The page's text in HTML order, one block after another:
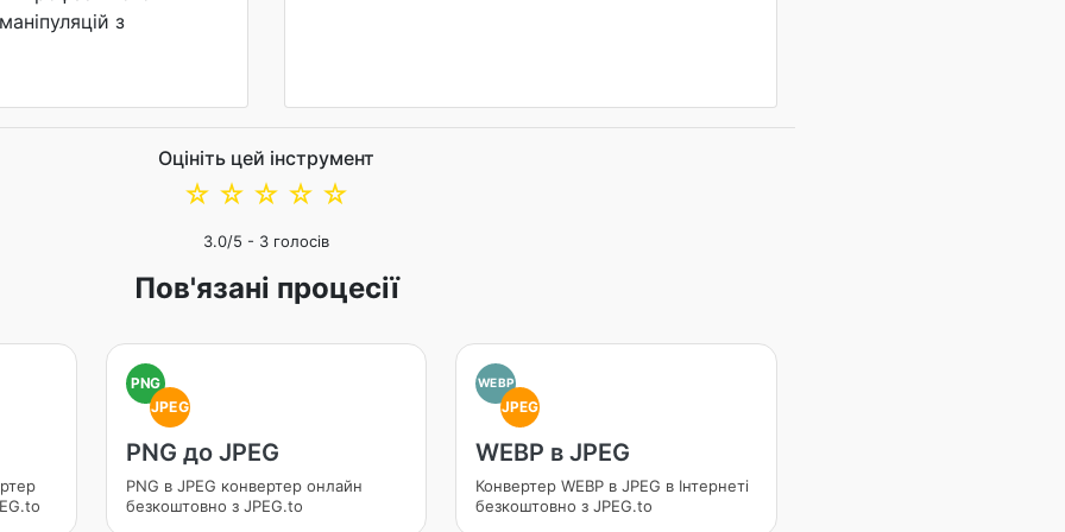
з
Оцініть цей інструмент
☆
☆
☆
☆
☆
3.0/5 - 3 голосів
Пов'язані процесії
PNG
JPEG
PNG до JPEG
PNG в JPEG конвертер онлайн
безкоштовно з JPEG.to
WEBP
JPEG
WEBP в JPEG
Конвертер WEBP в JPEG в Інтернеті
безкоштовно з JPEG.to